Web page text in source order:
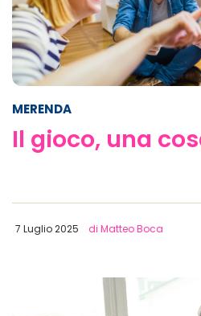
MERENDA
Il gioco, una
7 Luglio 2025 di Matteo Boca